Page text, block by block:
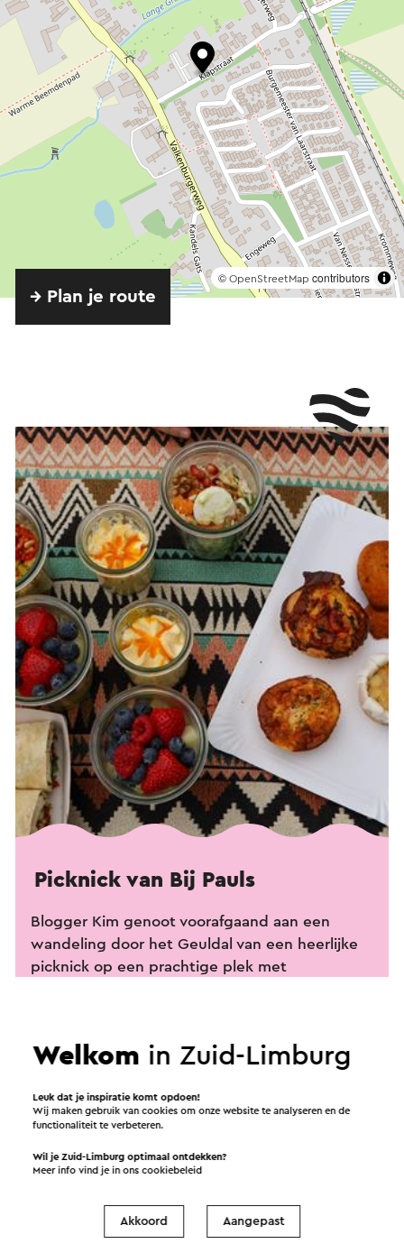
© OpenStreetMap contributors
→ Plan je route
Picknick van Bij Pauls
Blogger Kim genoot voorafgaand aan een
wandeling door het Geuldal van een heerlijke
picknick op een prachtige plek met
Lees verder
Verstuur een e-mail
Welkom in Zuid-Limburg
Leuk dat je inspiratie komt opdoen!
Wij maken gebruik van cookies om onze website te analyseren en de
functionaliteit te verbeteren.
Wil je Zuid-Limburg optimaal ontdekken?
Meer info vind je in onscookiebeleid
Akkoord Aangepast